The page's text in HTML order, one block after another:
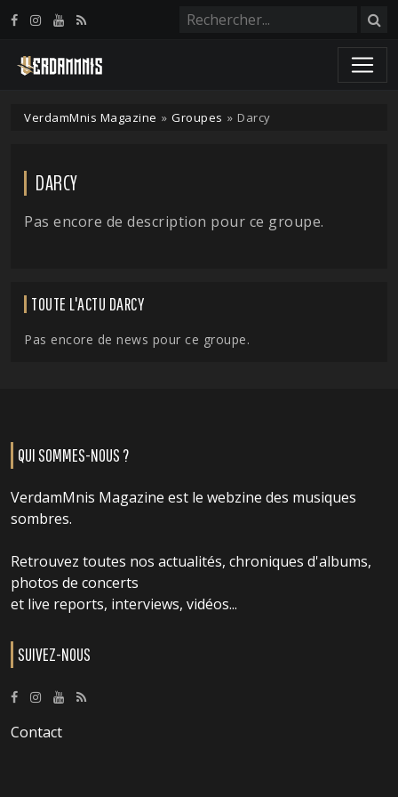
VerdamMnis Magazine » Groupes » Darcy
DARCY
Pas encore de description pour ce groupe.
TOUTE L'ACTU DARCY
Pas encore de news pour ce groupe.
QUI SOMMES-NOUS ?
VerdamMnis Magazine est le webzine des musiques
sombres.
Retrouvez toutes nos actualités, chroniques d'albums,
photos de concerts
et live reports, interviews, vidéos...
SUIVEZ-NOUS
Contact
Panneau de gestion des cookies